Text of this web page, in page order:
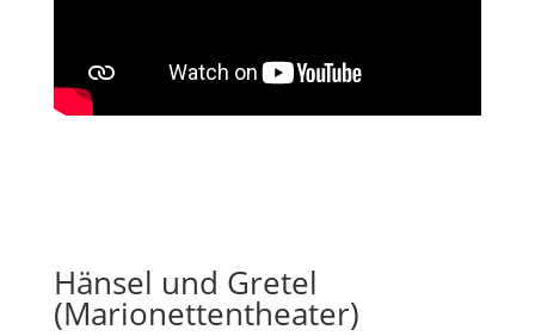
Hänsel und Gretel
(Marionettentheater)